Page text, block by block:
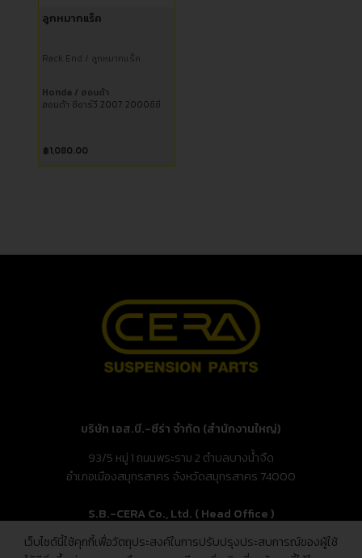
ลูกหมากแร็ค
Rack End / ลูกหมากแร็ค
Honda / ฮอนด้า
ฮอนด้า ซีอาร์วี 2007 2000ซีซี
฿1,080.00
บริษัท เอส.บี.-ซีร่า จำกัด (สำนักงานใหญ่)
93/5 หมู่ 1 ถนนพระราม 2 ตำบลบางน้ำจืด
อำเภอเมืองสมุทรสาคร จังหวัดสมุทรสาคร 74000
S.B.-CERA Co., Ltd. ( Head Office )
93/5 Moo.1, Rama 2 Rd., Bang Nam Chuet,
เว็บไซต์นี้ใช้คุกกี้เพื่อวัตถุประสงค์ในการปรับปรุงประสบการณ์ของผู้ใช้